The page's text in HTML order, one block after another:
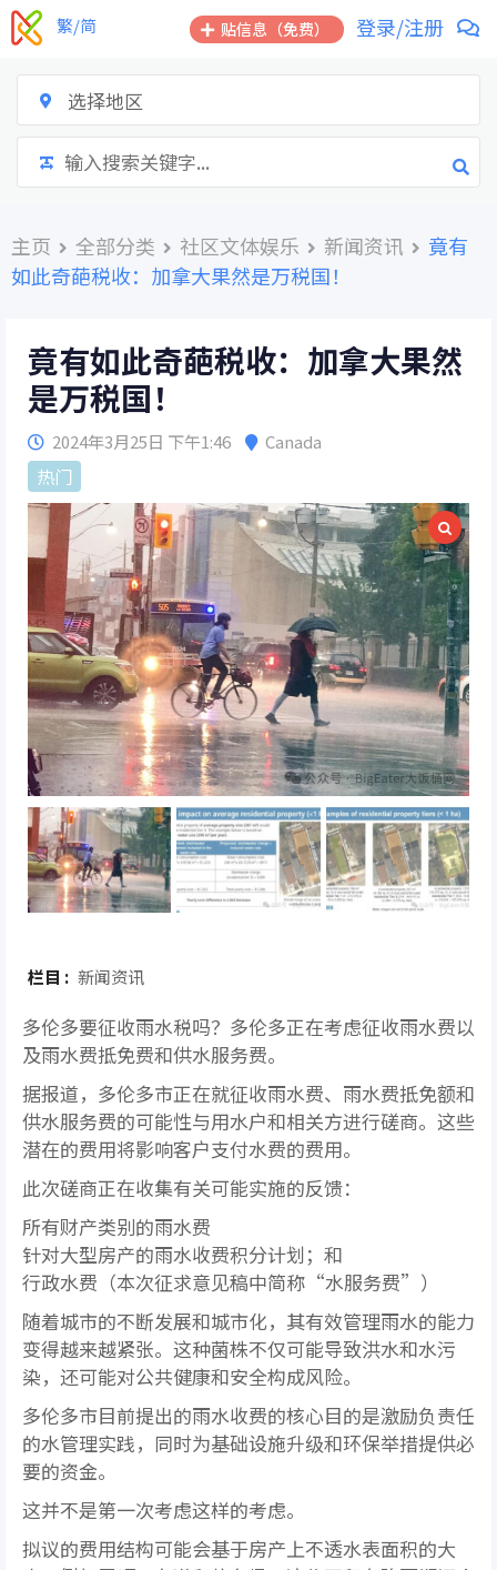
跳
到
贴信息（免费） 登录/注册
繁/简
选择地区
主页 全部分类 社区文体娱乐 新闻资讯
竟有
如此奇葩税收：加拿大果然是万税国！
竟有如此奇葩税收：加拿大果然
是万税国！
2024年3月25日 下午1:46 Canada
热门
栏目 : 新闻资讯
多伦多要征收雨水税吗？多伦多正在考虑征收雨水费以
及雨水费抵免费和供水服务费。
据报道，多伦多市正在就征收雨水费、雨水费抵免额和
供水服务费的可能性与用水户和相关方进行磋商。这些
潜在的费用将影响客户支付水费的费用。
此次磋商正在收集有关可能实施的反馈：
所有财产类别的雨水费
针对大型房产的雨水收费积分计划；和
行政水费（本次征求意见稿中简称“水服务费”）
随着城市的不断发展和城市化，其有效管理雨水的能力
变得越来越紧张。这种菌株不仅可能导致洪水和水污
染，还可能对公共健康和安全构成风险。
多伦多市目前提出的雨水收费的核心目的是激励负责任
的水管理实践，同时为基础设施升级和环保举措提供必
要的资金。
这并不是第一次考虑这样的考虑。
拟议的费用结构可能会基于房产上不透水表面积的大